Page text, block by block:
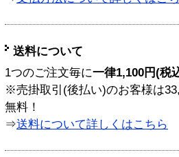
送料について
1つのご注文毎に一律1,100円(税
※売掛取引(後払い)のお客様は
無料！
⇒送料について詳しくはこちら